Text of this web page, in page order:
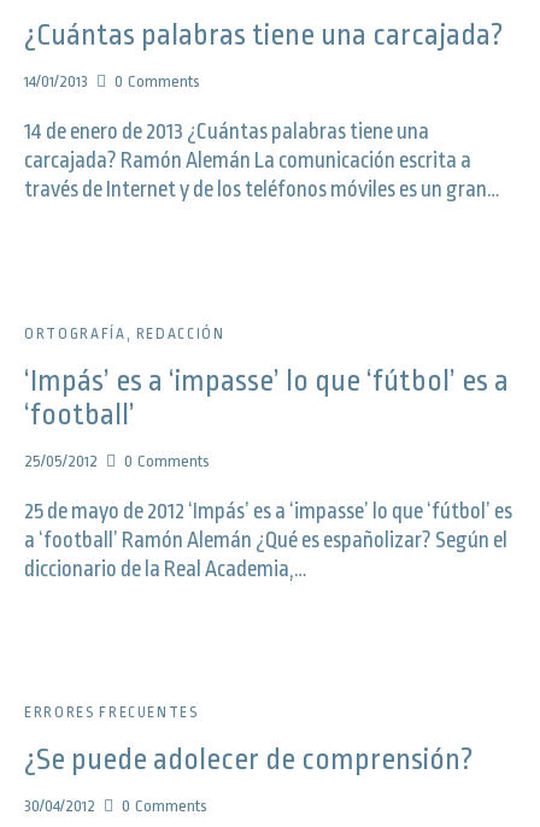
¿Cuántas palabras tiene una carcajada?
14/01/2013 0 Comments
14 de enero de 2013 ¿Cuántas palabras tiene una
carcajada? Ramón Alemán La comunicación escrita a
través de Internet y de los teléfonos móviles es un gran…
ORTOGRAFÍA REDACCIÓN
‘Impás’ es a ‘impasse’ lo que ‘fútbol’ es a
‘football’
25/05/2012 0 Comments
25 de mayo de 2012 ‘Impás’ es a ‘impasse’ lo que ‘fútbol’ es
a ‘football’ Ramón Alemán ¿Qué es españolizar? Según el
diccionario de la Real Academia,…
ERRORES FRECUENTES
¿Se puede adolecer de comprensión?
30/04/2012 0 Comments